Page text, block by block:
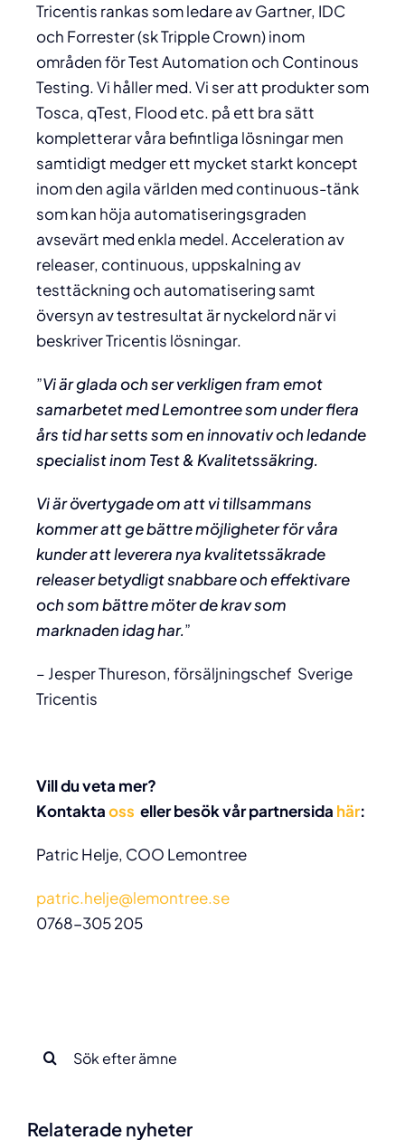
Tricentis rankas som ledare av Gartner, IDC
och Forrester (sk Tripple Crown) inom
områden för Test Automation och Continous
Testing. Vi håller med. Vi ser att produkter som
Tosca, qTest, Flood etc. på ett bra sätt
kompletterar våra befintliga lösningar men
samtidigt medger ett mycket starkt koncept
inom den agila världen med continuous-tänk
som kan höja automatiseringsgraden
avsevärt med enkla medel. Acceleration av
releaser, continuous, uppskalning av
testtäckning och automatisering samt
översyn av testresultat är nyckelord när vi
beskriver Tricentis lösningar.
”Vi är glada och ser verkligen fram emot
samarbetet med Lemontree som under flera
års tid har setts som en innovativ och ledande
specialist inom Test & Kvalitetssäkring.
Vi är övertygade om att vi tillsammans
kommer att ge bättre möjligheter för våra
kunder att leverera nya kvalitetssäkrade
releaser betydligt snabbare och effektivare
och som bättre möter de krav som
marknaden idag har.”
– Jesper Thureson, försäljningschef Sverige
Tricentis
Vill du veta mer?
Kontaktaoss eller besök vår partnersida här:
Patric Helje, COO Lemontree
patric.helje@lemontree.se
0768-305 205
Sök
efter:
Relaterade nyheter